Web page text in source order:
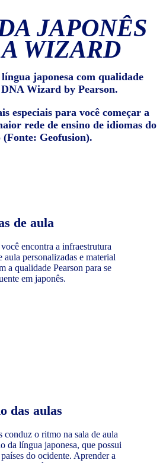
JAPONÊS
WIZARD
japonesa com qualidade
Wizard by Pearson.
especiais para você começar a
rede de ensino de idiomas do
(Fonte: Geofusion).
de aula
encontra a infraestrutura
aula personalizadas e material
a qualidade Pearson para se
em japonês.
das aulas
conduz o ritmo na sala de aula
da língua japonesa, que possui
do ocidente. Aprender a